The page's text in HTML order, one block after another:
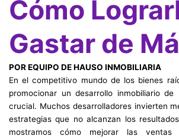
Cómo
Gastar de
POR EQUIPO DE HAUSO INMOBILIARIA
En el competitivo mundo de los bienes
promocionar un desarrollo inmobiliario
crucial. Muchos desarrolladores invierten
estrategias que no alcanzan los
mostramos cómo mejorar las ventas